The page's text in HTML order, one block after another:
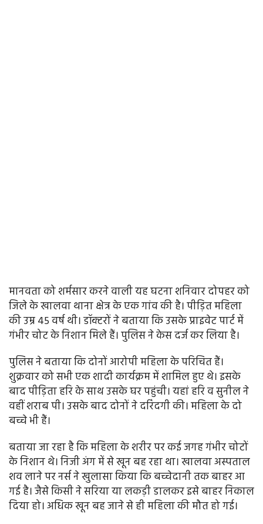
मानवता को शर्मसार करने वाली यह घटना शनिवार दोपहर को
जिले के खालवा थाना क्षेत्र के एक गांव की है। पीड़ित महिला
की उम्र 45 वर्ष थी। डॉक्टरों ने बताया कि उसके प्राइवेट पार्ट में
गंभीर चोट के निशान मिले हैं। पुलिस ने केस दर्ज कर लिया है।
पुलिस ने बताया कि दोनों आरोपी महिला के परिचित हैं।
शुक्रवार को सभी एक शादी कार्यक्रम में शामिल हुए थे। इसके
बाद पीड़िता हरि के साथ उसके घर पहुंची। यहां हरि व सुनील ने
वहीं शराब पी। उसके बाद दोनों ने दरिंदगी की। महिला के दो
बच्चे भी हैं।
बताया जा रहा है कि महिला के शरीर पर कई जगह गंभीर चोटों
के निशान थे। निजी अंग में से खून बह रहा था। खालवा अस्पताल
शव लाने पर नर्स ने खुलासा किया कि बच्चेदानी तक बाहर आ
गई है। जैसे किसी ने सरिया या लकड़ी डालकर इसे बाहर निकाल
दिया हो। अधिक खून बह जाने से ही महिला की मौत हो गई।